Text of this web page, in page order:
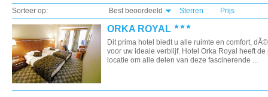
Sorteer op: Best beoordeeld Sterren Prijs
ORKA ROYAL
Dit prima hotel biedt u alle ruimte en comfort,
voor uw ideale verblijf. Hotel Orka Royal heeft de
locatie om alle delen van deze fascinerende ...